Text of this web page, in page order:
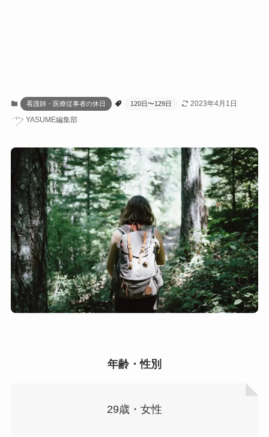
看護師・医療従事者の休日 120日〜129日
2023年4月1日
YASUME編集部
年齢・性別
29歳・女性